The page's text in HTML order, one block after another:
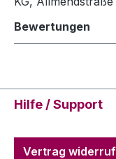
Bewertungen
Hilfe / Support
Vertrag